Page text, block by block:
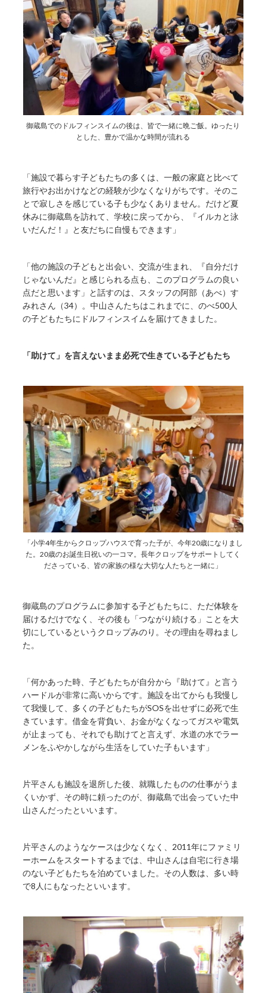
御蔵島でのドルフィンスイムの後は、皆で一緒に晩ご飯。ゆったり
とした、豊かで温かな時間が流れる
「施設で暮らす子どもたちの多くは、一般の家庭と比べて
旅行やお出かけなどの経験が少なくなりがちです。そのこ
とで寂しさを感じている子も少なくありません。だけど夏
休みに御蔵島を訪れて、学校に戻ってから、『イルカと泳
いだんだ！』と友だちに自慢もできます」
「他の施設の子どもと出会い、交流が生まれ、『自分だけ
じゃないんだ』と感じられる点も、このプログラムの良い
点だと思います」と話すのは、スタッフの阿部（あべ）す
みれさん（34）。中山さんたちはこれまでに、のべ500人
の子どもたちにドルフィンスイムを届けてきました。
「助けて」を言えないまま必死で生きている子どもたち
「小学4年生からクロップハウスで育った子が、今年20歳になりまし
た。20歳のお誕生日祝いの一コマ。長年クロップをサポートしてく
ださっている、皆の家族の様な大切な人たちと一緒に」
御蔵島のプログラムに参加する子どもたちに、ただ体験を
届けるだけでなく、その後も「つながり続ける」ことを大
切にしているというクロップみのり。その理由を尋ねまし
た。
「何かあった時、子どもたちが自分から『助けて』と言う
ハードルが非常に高いからです。施設を出てからも我慢し
て我慢して、多くの子どもたちがSOSを出せずに必死で生
きています。借金を背負い、お金がなくなってガスや電気
が止まっても、それでも助けてと言えず、水道の水でラー
メンをふやかしながら生活をしていた子もいます」
片平さんも施設を退所した後、就職したものの仕事がうま
くいかず、その時に頼ったのが、御蔵島で出会っていた中
山さんだったといいます。
片平さんのようなケースは少なくなく、2011年にファミリ
ーホームをスタートするまでは、中山さんは自宅に行き場
のない子どもたちを泊めていました。その人数は、多い時
で8人にもなったといいます。